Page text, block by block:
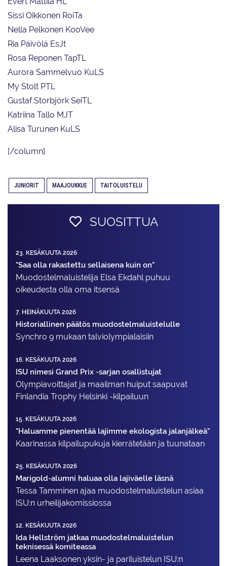
Sissi Oikkonen RoiTa
Nella Pelkonen KooVee
Ria Päivölä EsJt
Rosa Reponen TapTL
Aurora Sammelvuo KuLS
My Stolt PTL
Gustaf Storbjörk SeiTL
Katriina Tallo MJT
Alisa Turunen KuLS
[/column]
JUNIORIT MAAJOUKKUE TAITOLUISTELU
SUOSITTUA
23. KESÄKUUTA 2026
"Saa olla rakastettu sellaisena kuin on"
Muodostelma­luistelija Elsa Ekdahl puhuu
oikeudesta olla oma itsensä
7. HEINÄKUUTA 2026
Historiallinen päätös muodostelmaluistelulle
Synchro 9 mukaan talviolympialaisiin
16. KESÄKUUTA 2026
ISU nimesi Grand Prix -sarjan osallistujat
Olympiavoittajat ja maailman huiput saapuvat
Finlandia Trophy Helsinki -kilpailuun
15. KESÄKUUTA 2026
"Haluamme pienentää lajimme ekologista jalanjälkeä"
Kaarinassa kilpailupukuja kierrätetään ja tuunataan
25. KESÄKUUTA 2026
Marigold-alumni haluaa olla lajiväelle läsnä
Tessa Tamminen ajaa muodostelma­luistelun asiaa
ISU:n urheilija­komissiossa
12. KESÄKUUTA 2026
Ida Hellström jatkaa muodostelmaluistelun
teknisessä komiteassa
Leena Laaksonen yksin- ja pariluistelun ISU:n